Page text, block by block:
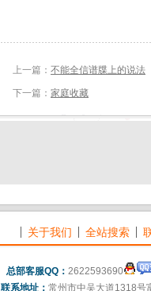
上一篇： 不能全信谱牒上的说法
下一篇： 家庭收藏
关于我们 全站搜索
总部客服QQ： 2622593690
联系地址： 常州市中吴大道1318号